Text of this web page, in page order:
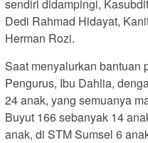
sendiri didampingi,
Dedi Rahmad Hidayat,
Herman Rozi.
Saat menyalurkan bantuan
Pengurus, Ibu Dahlia,
24 anak, yang semuanya
Buyut 166 sebanyak 14
anak, di STM Sumsel 6